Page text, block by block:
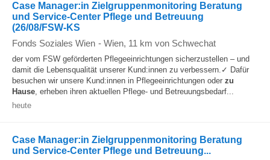
Case Manager:in Zielgruppenmonitoring Beratung
und Service-Center Pflege und Betreuung
(26/08/FSW-KS
Fonds Soziales Wien - Wien, 11 km von Schwechat
der vom FSW geförderten Pflegeeinrichtungen sicherzustellen – und
damit die Lebensqualität unserer Kund:innen zu verbessern.✓ Dafür
besuchen wir unsere Kund:innen in Pflegeeinrichtungen oder zu
Hause, erheben ihren aktuellen Pflege- und Betreuungsbedarf...
heute
Case Manager:in Zielgruppenmonitoring Beratung
und Service-Center Pflege und Betreuung...